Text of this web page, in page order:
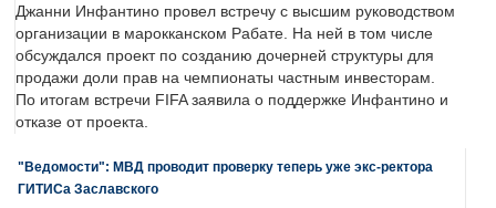
Джанни Инфантино провел встречу с высшим руководством
организации в марокканском Рабате. На ней в том числе
обсуждался проект по созданию дочерней структуры для
продажи доли прав на чемпионаты частным инвесторам.
По итогам встречи FIFA заявила о поддержке Инфантино и
отказе от проекта.
"Ведомости": МВД проводит проверку теперь уже экс-ректора
ГИТИСа Заславского